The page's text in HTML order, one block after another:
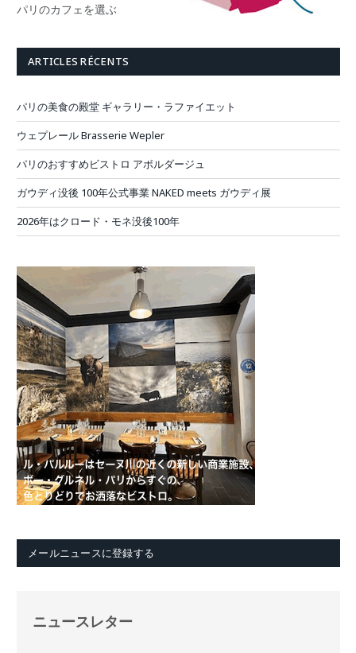
パリのカフェを選ぶ
ARTICLES RÉCENTS
パリの美食の殿堂 ギャラリー・ラファイエット
ウェプレール Brasserie Wepler
パリのおすすめビストロ アボルダージュ
ガウディ没後 100年公式事業 NAKED meets ガウディ展
2026年はクロード・モネ没後100年
メールニュースに登録する
ニュースレター